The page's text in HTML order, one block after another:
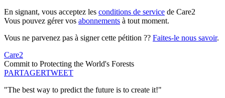
En signant, vous acceptez les conditions de service de Care2
Vous pouvez gérer vos abonnements à tout moment.
Vous ne parvenez pas à signer cette pétition ?? Faites-le nous savoir.
Care2
Commit to Protecting the World's Forests
PARTAGERTWEET
"The best way to predict the future is to create it!"